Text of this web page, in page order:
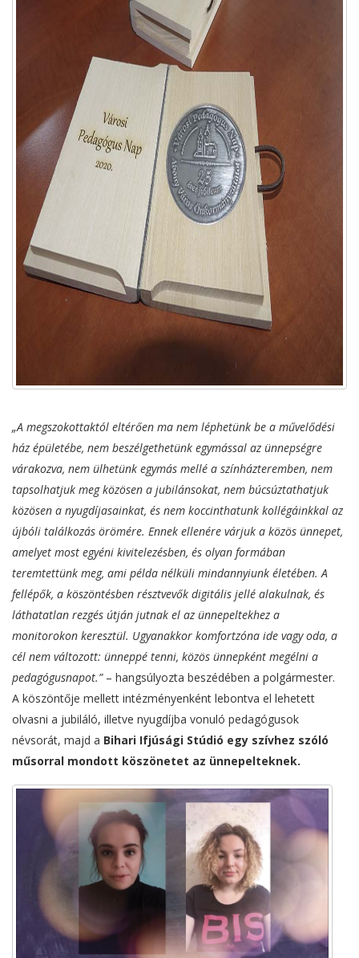
„A megszokottaktól eltérően ma nem léphetünk be a művelődési
ház épületébe, nem beszélgethetünk egymással az ünnepségre
várakozva, nem ülhetünk egymás mellé a színházteremben, nem
tapsolhatjuk meg közösen a jubilánsokat, nem búcsúztathatjuk
közösen a nyugdíjasainkat, és nem koccinthatunk kollégáinkkal az
újbóli találkozás örömére. Ennek ellenére várjuk a közös ünnepet,
amelyet most egyéni kivitelezésben, és olyan formában
teremtettünk meg, ami példa nélküli mindannyiunk életében. A
fellépők, a köszöntésben résztvevők digitális jellé alakulnak, és
láthatatlan rezgés útján jutnak el az ünnepeltekhez a
monitorokon keresztül. Ugyanakkor komfortzóna ide vagy oda, a
cél nem változott: ünneppé tenni, közös ünnepként megélni a
pedagógusnapot.” – hangsúlyozta beszédében a polgármester.
A köszöntője mellett intézményenként lebontva el lehetett
olvasni a jubiláló, illetve nyugdíjba vonuló pedagógusok
névsorát, majd a Bihari Ifjúsági Stúdió egy szívhez szóló
műsorral mondott köszönetet az ünnepelteknek.